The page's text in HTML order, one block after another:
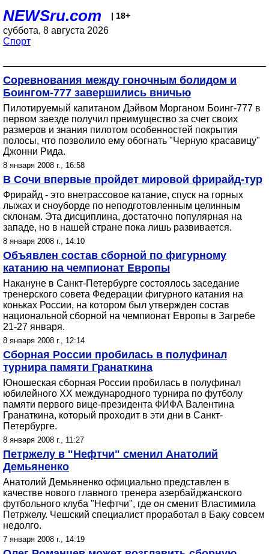
NEWSru.com | 18+
суббота, 8 августа 2026
Спорт
Соревнования между гоночным болидом и
Боингом-777 завершились вничью
Пилотируемый капитаном Дэйвом Морганом Боинг-777 в
первом заезде получил преимущество за счет своих
размеров и знания пилотом особенностей покрытия
полосы, что позволило ему обогнать "Черную красавицу"
Джонни Рида.
8 января 2008 г., 16:58
В Сочи впервые пройдет мировой фрирайд-тур
Фрирайд - это внетрассовое катание, спуск на горных
лыжах и сноуборде по неподготовленным целинным
склонам. Эта дисциплина, достаточно популярная на
западе, но в нашей стране пока лишь развивается.
8 января 2008 г., 14:10
Объявлен состав сборной по фигурному
катанию на чемпионат Европы
Накануне в Санкт-Петербурге состоялось заседание
тренерского совета Федерации фигурного катания на
коньках России, на котором был утвержден состав
национальной сборной на чемпионат Европы в Загребе
21-27 января.
8 января 2008 г., 12:14
Сборная России пробилась в полуфинал
турнира памяти Гранаткина
Юношеская сборная России пробилась в полуфинал
юбилейного ХХ международного турнира по футболу
памяти первого вице-президента ФИФА Валентина
Гранаткина, который проходит в эти дни в Санкт-
Петербурге.
8 января 2008 г., 11:27
Петржелу в "Нефтчи" сменил Анатолий
Демьяненко
Анатолий Демьяненко официально представлен в
качестве нового главного тренера азербайджанского
футбольного клуба "Нефтчи", где он сменит Властимила
Петржелу. Чешский специалист проработал в Баку совсем
недолго.
7 января 2008 г., 14:19